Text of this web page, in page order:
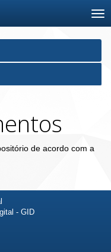
de acordo com a
- GID